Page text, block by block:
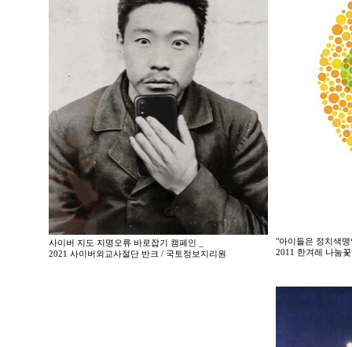
사이버 지도 지명오류 바로잡기 캠페인 _
2021 사이버외교사절단 반크 / 국토정보지리원
"아이들은 정치색
2011 한겨레 나눔